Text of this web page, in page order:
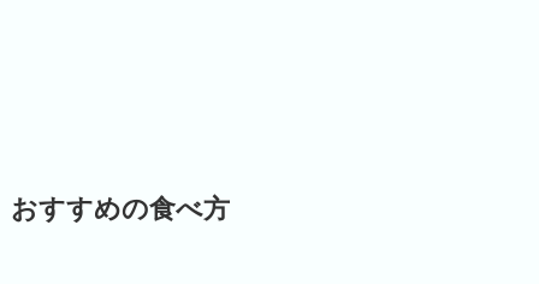
おすすめの食べ方